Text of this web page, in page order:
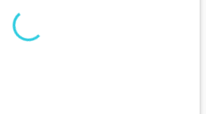
et les amoureux de la
ses poneys sauvages. Winchester,
est une destination riche en